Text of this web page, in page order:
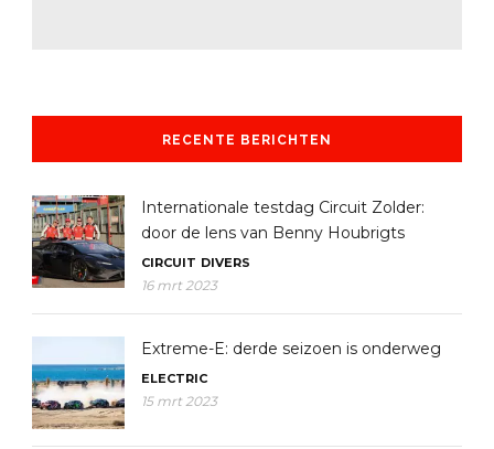
RECENTE BERICHTEN
Internationale testdag Circuit Zolder:
door de lens van Benny Houbrigts
CIRCUIT DIVERS
16 mrt 2023
Extreme-E: derde seizoen is onderweg
ELECTRIC
15 mrt 2023